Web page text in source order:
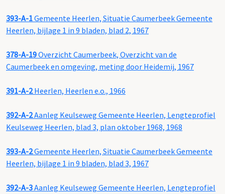
393-A-1Gemeente Heerlen, Situatie Caumerbeek Gemeente
Heerlen, bijlage 1 in 9 bladen, blad 2, 1967
378-A-19Overzicht Caumerbeek, Overzicht van de
Caumerbeek en omgeving, meting door Heidemij, 1967
391-A-2Heerlen, Heerlen e.o., 1966
392-A-2Aanleg Keulseweg Gemeente Heerlen, Lengteprofiel
Keulseweg Heerlen, blad 3, plan oktober 1968, 1968
393-A-2Gemeente Heerlen, Situatie Caumerbeek Gemeente
Heerlen, bijlage 1 in 9 bladen, blad 3, 1967
392-A-3Aanleg Keulseweg Gemeente Heerlen, Lengteprofiel